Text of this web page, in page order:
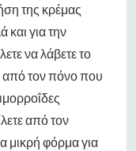
της κρέμας
και για την
να λάβετε το
από τον πόνο που
από τον
μικρή φόρμα για